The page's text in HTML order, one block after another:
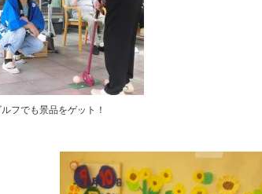
フでも景品をゲット！